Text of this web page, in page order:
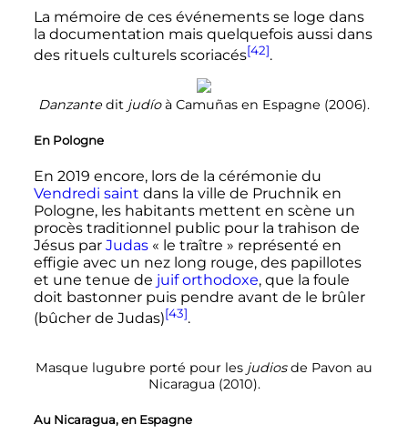
La mémoire de ces événements se loge dans
la documentation mais quelquefois aussi dans
des rituels culturels scoriacés[42].
Danzante dit judíoà Camuñas en Espagne (2006).
En Pologne
En 2019 encore, lors de la cérémonie du
Vendredi saint dans la ville de Pruchnik en
Pologne, les habitants mettent en scène un
procès traditionnel public pour la trahison de
Jésus par Judas« le traître » représenté en
effigie avec un nez long rouge, des papillotes
et une tenue de juif orthodoxe, que la foule
doit bastonner puis pendre avant de le brûler
(bûcher de Judas)[43].
Masque lugubre porté pour les judiosde Pavon au
Nicaragua (2010).
Au Nicaragua, en Espagne